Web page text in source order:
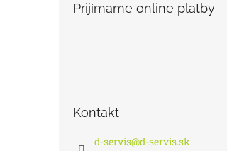
Prijímame online platby
Kontakt
d-servis@d-servis.sk